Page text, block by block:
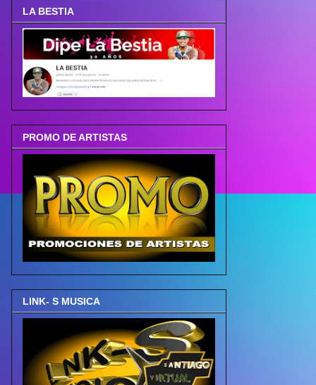
LA BESTIA
PROMO DE ARTISTAS
LINK- S MUSICA